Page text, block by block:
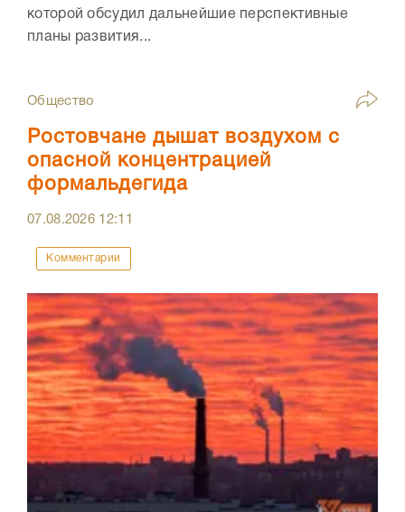
которой обсудил дальнейшие перспективные
планы развития...
Общество
Ростовчане дышат воздухом с
опасной концентрацией
формальдегида
07.08.2026 12:11
Комментарии